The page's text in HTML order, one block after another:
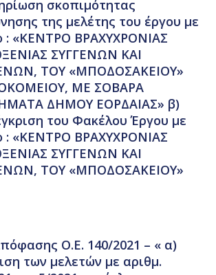
σκοπιμότητας
της μελέτης του έργου με
: «ΚΕΝΤΡΟ ΒΡΑΧΥΧΡΟΝΙΑΣ
ΣΥΓΓΕΝΩΝ ΚΑΙ
ΤΟΥ «ΜΠΟΔΟΣΑΚΕΙΟΥ»
ΜΕ ΣΟΒΑΡΑ
ΔΗΜΟΥ ΕΟΡΔΑΙΑΣ» β)
του Φακέλου Έργου με
: «ΚΕΝΤΡΟ ΒΡΑΧΥΧΡΟΝΙΑΣ
ΣΥΓΓΕΝΩΝ ΚΑΙ
ΤΟΥ «ΜΠΟΔΟΣΑΚΕΙΟΥ»
Ο.Ε. 140/2021 – « α)
των μελετών με αριθμ.